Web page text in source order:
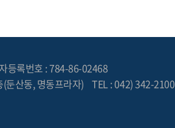
등록번호 : 784-86-02468
둔산동, 명동프라자) TEL : 042) 342-2100